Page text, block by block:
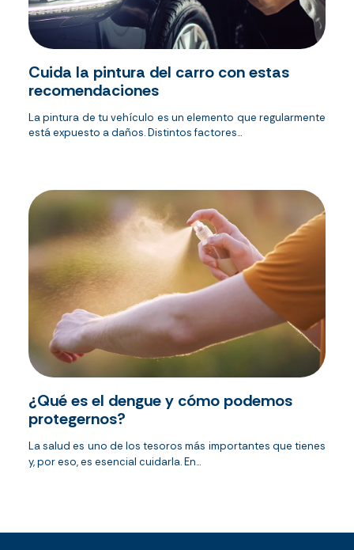
Cuida la pintura del carro con estas
recomendaciones
La pintura de tu vehículo es un elemento que regularmente
está expuesto a daños. Distintos factores...
¿Qué es el dengue y cómo podemos
protegernos?
La salud es uno de los tesoros más importantes que tienes
y, por eso, es esencial cuidarla. En...